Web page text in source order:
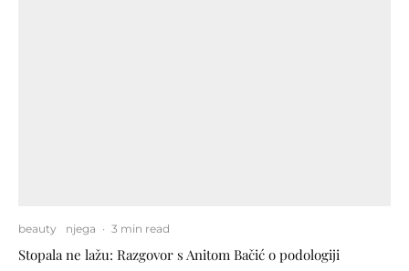
beauty njega · 3 min read
Stopala ne lažu: Razgovor s Anitom Bačić o podologiji